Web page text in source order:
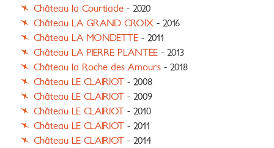
Château la Courtiade - 2020
Château LA GRAND CROIX - 2016
Château LA MONDETTE - 2011
Château LA PIERRE PLANTEE - 2013
Château la Roche des Amours - 2018
Château LE CLAIRIOT - 2008
Château LE CLAIRIOT - 2009
Château LE CLAIRIOT - 2010
Château LE CLAIRIOT - 2011
Château LE CLAIRIOT - 2014